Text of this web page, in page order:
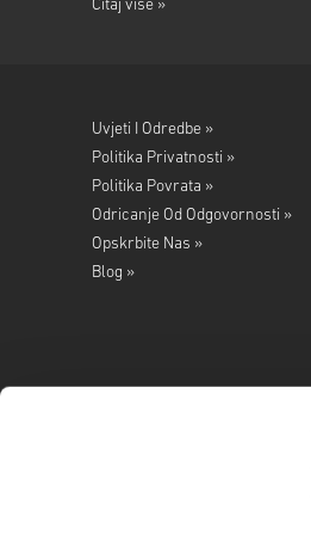
Čitaj više »
Uvjeti I Odredbe »
Politika Privatnosti »
Politika Povrata »
Odricanje Od Odgovornosti »
Opskrbite Nas »
Blog »